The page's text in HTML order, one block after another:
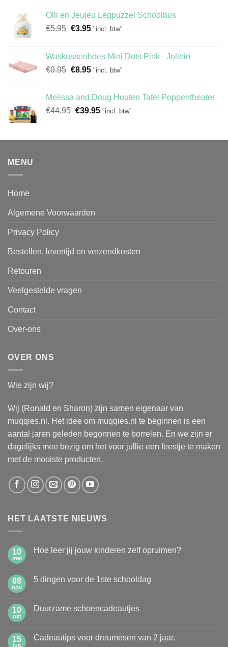
Olli en Jeujeu Legpuzzel Schoolbus
€5.95 Oorspronkelijke
€5.95.
€3.95Huidige
€3.95.
"incl. btw"
Waskussenhoes Mini Dots Pink - Jollein
€9.95 Oorspronkelijke
€9.95.
€8.95Huidige
€8.95.
"incl. btw"
Melissa and Doug Houten Tafel Poppentheater
€44.95 Oorspronkelijke
€44.95.
€39.95Huidige
€39.95.
"incl. btw"
MENU
Home
Algemene Voorwaarden
Privacy Policy
Bestellen, levertijd en verzendkosten
Retouren
Veelgestelde vragen
Contact
Over-ons
OVER ONS
Wie zijn wij?
Wij (Ronald en Sharon) zijn samen eigenaar van
muqqies.nl. Het idee om muqqies.nl te beginnen is een
aantal jaren geleden begonnen te borrelen. En we zijn er
dagelijks mee bezig om het voor jullie een feestje te maken
met de mooiste producten.
HET LAATSTE NIEUWS
10
mei
Hoe leer jij jouw kinderen zelf opruimen?
Hoe
kinderen
zelf
08
nov
5 dingen voor de 1ste schooldag
5
1ste
schooldag
10
okt
Duurzame schoencadeautjes
Duurzame
15
jun
Cadeautips voor dreumesen van 2 jaar.